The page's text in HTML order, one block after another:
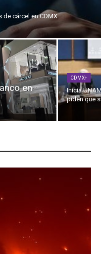
de cárcel en CDMX
en
CDMX+
Inicia
piden que